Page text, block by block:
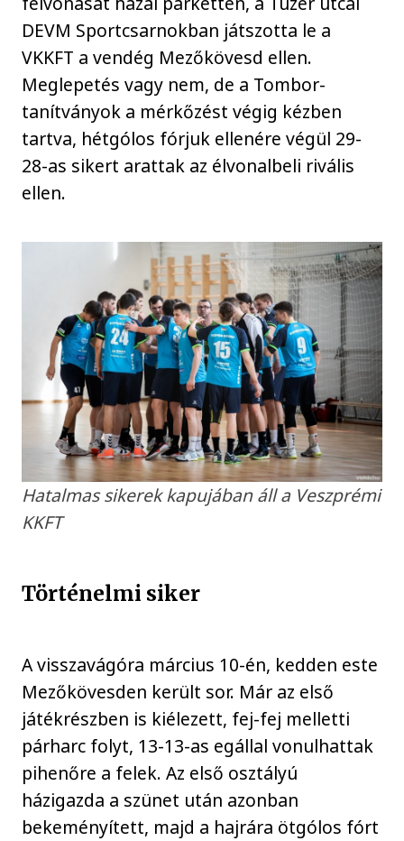
DEVM Sportcsarnokban játszotta le a
VKKFT a vendég Mezőkövesd ellen.
Meglepetés vagy nem, de a Tombor-
tanítványok a mérkőzést végig kézben
tartva, hétgólos fórjuk ellenére végül 29-
28-as sikert arattak az élvonalbeli rivális
ellen.
Hatalmas sikerek kapujában áll a Veszprémi
KKFT
Történelmi siker
A visszavágóra március 10-én, kedden este
Mezőkövesden került sor. Már az első
játékrészben is kiélezett, fej-fej melletti
párharc folyt, 13-13-as egállal vonulhattak
pihenőre a felek. Az első osztályú
házigazda a szünet után azonban
bekeményített, majd a hajrára ötgólos fórt